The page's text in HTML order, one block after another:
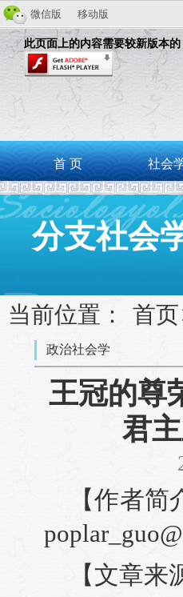
微信版 移动版
此页面上的内容需要较新版本
首 页 社会
分支社会
当前位置： 首页
政治社会学
王冠的尊
君
【作者
【文章